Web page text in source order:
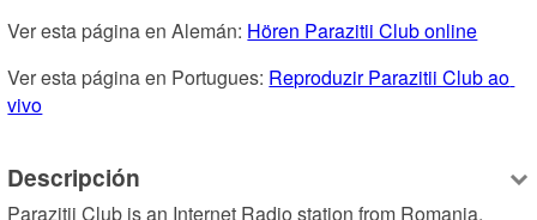
Ver esta página en Alemán: Hören Parazitii Club online
Ver esta página en Portugues: Reproduzir Parazitii Club ao
vivo
Descripción
Parazitii Club is an Internet Radio station from Romania,